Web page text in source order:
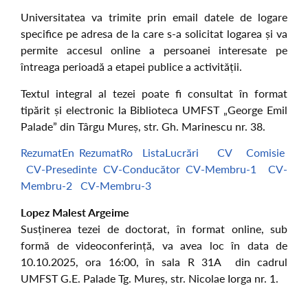
Universitatea va trimite prin email datele de logare
specifice pe adresa de la care s-a solicitat logarea și va
permite accesul online a persoanei interesate pe
întreaga perioadă a etapei publice a activității.
Textul integral al tezei poate fi consultat în format
tipărit și electronic la Biblioteca UMFST „George Emil
Palade” din Târgu Mureș, str. Gh. Marinescu nr. 38.
RezumatEn RezumatRo ListaLucrări CV
Comisie
CV-Presedinte CV-Conducător CV-Membru-1
CV-
Membru-2 CV-Membru-3
Lopez Malest Argeime
Susținerea tezei de doctorat, în format online, sub
formă de videoconferință, va avea loc în data de
10.10.2025, ora 16:00, în sala R 31A din cadrul
UMFST G.E. Palade Tg. Mureș, str. Nicolae Iorga nr. 1.